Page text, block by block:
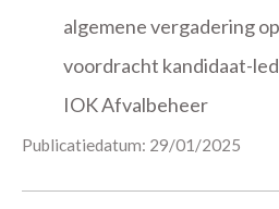
algemene vergadering
voordracht kandidaat-
IOK Afvalbeheer
Publicatiedatum: 29/01/2025